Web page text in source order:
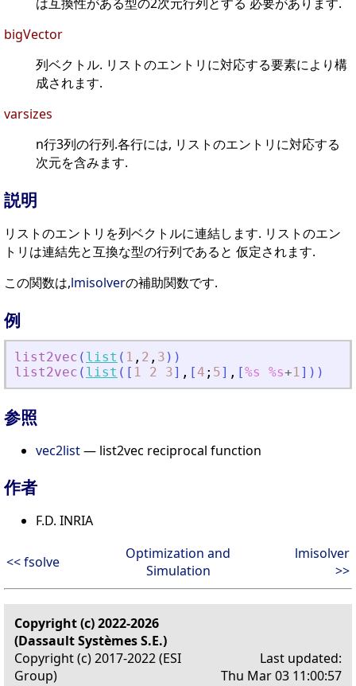
は互換性がある型の2次元行列とする 必要があります.
bigVector
列ベクトル. リストのエントリに対応する要素により構
成されます.
varsizes
n行3列の行列.各行には, リストのエントリに対応する
次元を含みます.
説明
リストのエントリを列ベクトルに連結します. リストのエン
トリは連結先と互換な型の行列であると 仮定されます.
この関数は,lmisolverの補助関数です.
例
list2vec ( list ( 1 , 2 , 3 ) )
list2vec ( list ( [ 1 2 3] , [ 4 ; 5] , [%s %s+1] ) )
参照
vec2list— list2vec reciprocal function
作者
F.D. INRIA
<< fsolve
Optimization and
Simulation
lmisolver
>>
Copyright (c) 2022-2026
(Dassault Systèmes S.E.)
Copyright (c) 2017-2022 (ESI
Group)
Last updated:
Thu Mar 03 11:00:57